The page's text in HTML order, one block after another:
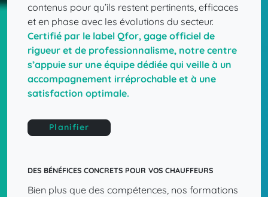
contenus pour qu’ils restent pertinents, efficaces
et en phase avec les évolutions du secteur.
Certifié par le label Qfor, gage officiel de
rigueur et de professionnalisme, notre centre
s’appuie sur une équipe dédiée qui veille à un
accompagnement irréprochable et à une
satisfaction optimale.
Planifier
DES BÉNÉFICES CONCRETS POUR VOS CHAUFFEURS
Bien plus que des compétences, nos formations